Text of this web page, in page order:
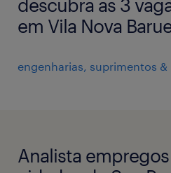
descubra as 3
em Vila Nova
engenharias, suprimentos &
Analista